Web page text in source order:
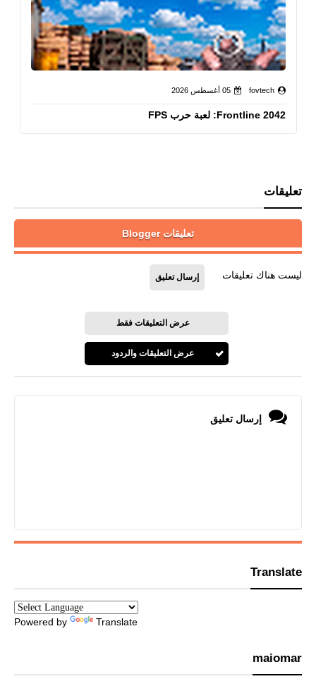
fovtech 05 أغسطس 2026
Frontline 2042: لعبة حرب FPS
تعليقات
تعليقات Blogger
ليست هناك تعليقات إرسال تعليق
عرض التعليقات فقط
عرض التعليقات والردود
إرسال تعليق
Translate
Powered by Translate
maiomar